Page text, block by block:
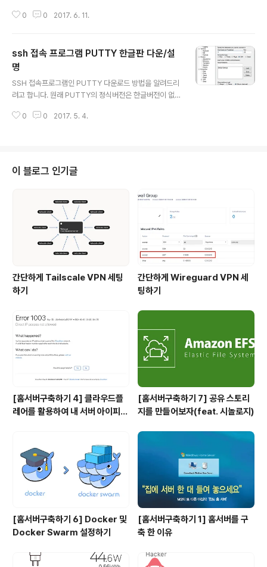
고싶어도 막상 공부를 시작하지도 못하는거지요... 이렇게
0689) '배움이란 좋군요.. ㅎ'라는 제목으로 프로그래밍을
배우고싶은 욕망을 자극시키는 글이 올라온거죠. 내용을
보니 딱 제가 보면 좋을것같더라구요. 그래서 저도 '하늘희
님의 소개글'(클릭)을 보게 되었습니다. 구글과 생활코딩이
행한다고하네요. 저로써는 엄청 감사한일이었죠. 제가 프
0 0 2017. 6. 11.
ssh 접속 프로그램 PUTTY 한글판 다운/설
명
SSH 접속프로그램인 PUTTY 다운로드 방법을 알려드리
려고 합니다. 원래 PUTTY의 정식버전은 한글버전이 없고
어떤 이름모를 감사하신분이 PUTTY를 한글판으로 번역
ease/ 접속하면 이 페이지가 뜰껍니다. 자신 컴퓨터에 맞
는 비트를 찾아 다운받으시면 됩니다. 솔직히 아무거나 받
같으니 해당 버전을 받으시면 되겠고, 귀찮으시면 맨 위에
꺼를 받으시면 됩니다.
0 0 2017. 5. 4.
이 블로그 인기글
간단하게 Tailscale VPN 세팅
하기
간단하게 Wireguard VPN 세
팅하기
[홈서버구축하기 4] 클라우드플
레어를 활용하여 내 서버 아이피
[홈서버구축하기 7] 공유 스토리
지를 만들어보자(feat. 시놀로지)
[홈서버구축하기 6] Docker 및
Docker Swarm 설정하기
[홈서버구축하기 1] 홈서버를 구
축 한 이유